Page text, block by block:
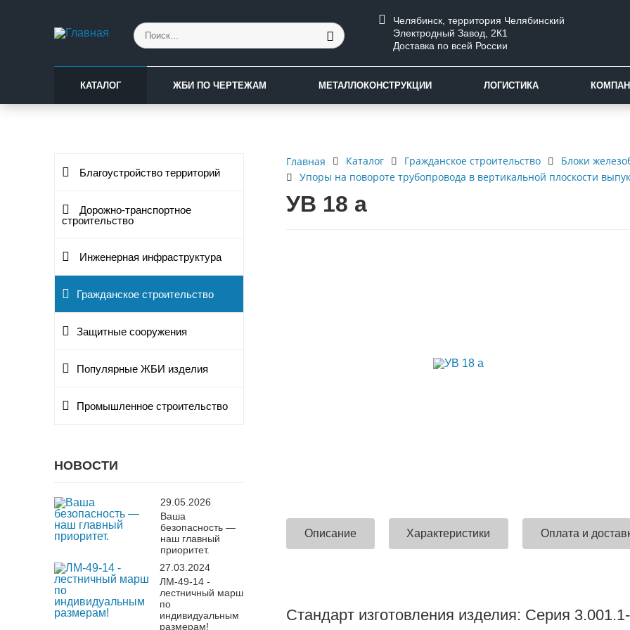
Челябинск, территория Челябинский
Электродный Завод, 2К1
Доставка по всей России
КАТАЛОГ ЖБИ ПО ЧЕРТЕЖАМ МЕТАЛЛОКОНСТРУКЦИИ ЛОГИСТИКА
Благоустройство территорий
Дорожно-транспортное
строительство
Инженерная инфраструктура
Гражданское строительство
Защитные сооружения
Популярные ЖБИ изделия
Промышленное строительство
НОВОСТИ
29.05.2026
Ваша
безопасность —
наш главный
приоритет.
27.03.2024
ЛМ-49-14 -
лестничный марш
по
индивидуальным
размерам!
Главная Каталог Гражданское строительство
Блоки
Упоры на повороте трубопровода в вертикальной плоскости
УВ 18 а
Описание Характеристики Оплата и
Стандарт изготовления изделия: Серия